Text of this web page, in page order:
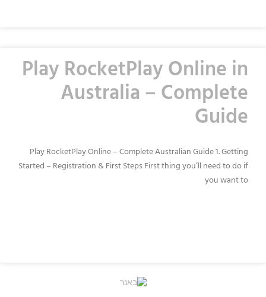
Play RocketPlay Online in
Australia – Complete
Guide
Play RocketPlay Online – Complete Australian Guide 1. Getting
Started – Registration & First Steps First thing you’ll need to do if
you want to